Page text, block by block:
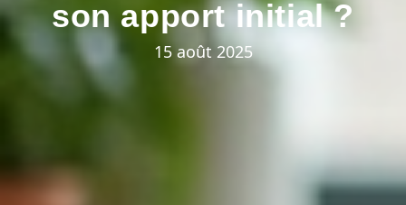
son apport initial ?
15 août 2025